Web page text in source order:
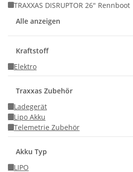
TRAXXAS DISRUPTOR 26" Rennboot
Alle anzeigen
Kraftstoff
Elektro
Traxxas Zubehör
Ladegerät
Lipo Akku
Telemetrie Zubehör
Akku Typ
LIPO